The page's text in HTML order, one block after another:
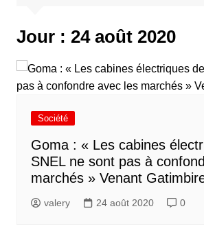
Jour : 24 août 2020
Société
Goma : « Les cabines
SNEL ne sont pas à
marchés » Venant
valery 24 août 2020 0